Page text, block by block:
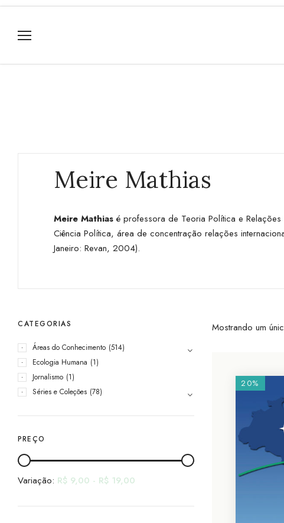
Meire Mathias
Meire Mathias é professora de Teoria Política e Relações
Ciência Política, área de concentração relações
Janeiro: Revan, 2004).
CATEGORIAS
Áreas do Conhecimento (514)
Ecologia Humana (1)
Jornalismo (1)
Séries e Coleções (78)
PREÇO
Variação: R$ 9,00 - R$ 19,00
Mostrando um
20%